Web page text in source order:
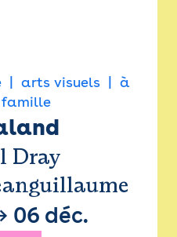
arts visuels
à
famille
Dray
06 déc.